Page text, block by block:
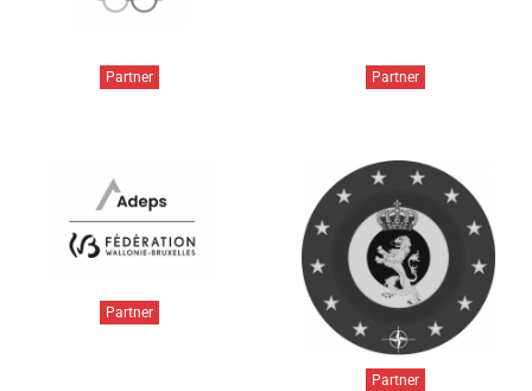
Partner Partner
Partner
Partner